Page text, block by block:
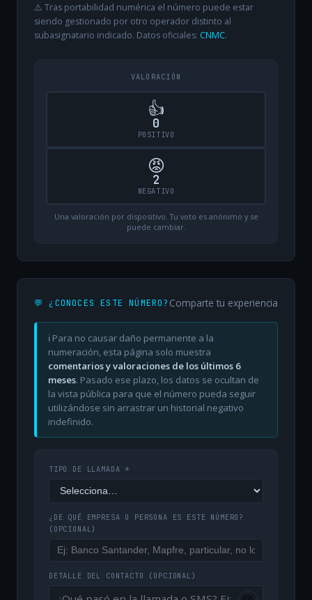
⚠️ Tras portabilidad numérica el número puede estar
siendo gestionado por otro operador distinto al
subasignatario indicado. Datos oficiales: CNMC.
VALORACIÓN
👍
0
POSITIVO
😡
2
NEGATIVO
Una valoración por dispositivo. Tu voto es anónimo y se
puede cambiar.
💬 ¿CONOCES ESTE NÚMERO? Comparte tu experiencia
ℹ️ Para no causar daño permanente a la
numeración, esta página solo muestra
comentarios y valoraciones de los últimos 6
meses. Pasado ese plazo, los datos se ocultan de
la vista pública para que el número pueda seguir
utilizándose sin arrastrar un historial negativo
indefinido.
TIPO DE LLAMADA *
¿DE QUÉ EMPRESA O PERSONA ES ESTE NÚMERO?
(OPCIONAL)
DETALLE DEL CONTACTO (OPCIONAL)